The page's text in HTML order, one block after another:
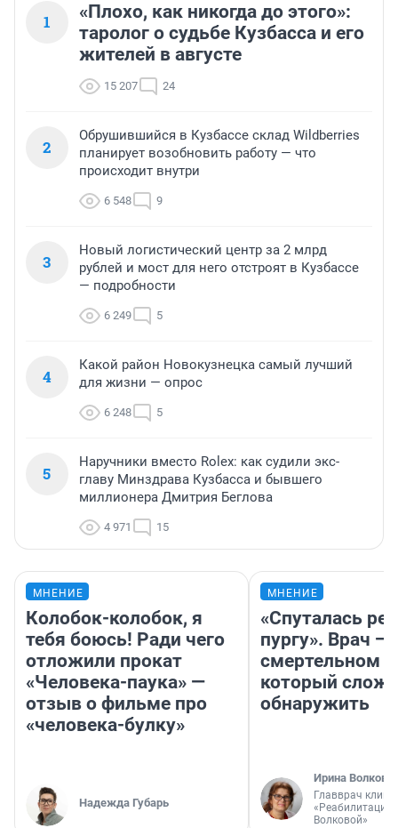
1
«Плохо, как никогда до этого»:
таролог о судьбе Кузбасса и его
жителей в августе
15 207 24
2
Обрушившийся в Кузбассе склад Wildberries
планирует возобновить работу — что
происходит внутри
6 548 9
3
Новый логистический центр за 2 млрд
рублей и мост для него отстроят в Кузбассе
— подробности
6 249 5
4
Какой район Новокузнецка самый лучший
для жизни — опрос
6 248 5
5
Наручники вместо Rolex: как судили экс-
главу Минздрава Кузбасса и бывшего
миллионера Дмитрия Беглова
4 971 15
МНЕНИЕ
Колобок-колобок, я
тебя боюсь! Ради чего
отложили прокат
«Человека-паука» —
отзыв о фильме про
«человека-булку»
Надежда Губарь
МНЕНИЕ
«Спуталась
пургу». Врач —
смертельном
который
обнаружить
Ирина Волкова
Главврач
«Реабилитация
Волковой»